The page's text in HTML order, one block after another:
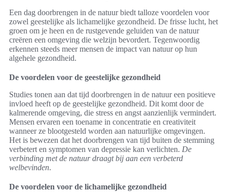
Een dag doorbrengen in de natuur biedt talloze voordelen voor
zowel geestelijke als lichamelijke gezondheid. De frisse lucht, het
groen om je heen en de rustgevende geluiden van de natuur
creëren een omgeving die welzijn bevordert. Tegenwoordig
erkennen steeds meer mensen de impact van natuur op hun
algehele gezondheid.
De voordelen voor de geestelijke gezondheid
Studies tonen aan dat tijd doorbrengen in de natuur een positieve
invloed heeft op de geestelijke gezondheid. Dit komt door de
kalmerende omgeving, die stress en angst aanzienlijk vermindert.
Mensen ervaren een toename in concentratie en creativiteit
wanneer ze blootgesteld worden aan natuurlijke omgevingen.
Het is bewezen dat het doorbrengen van tijd buiten de stemming
verbetert en symptomen van depressie kan verlichten. De
verbinding met de natuur draagt bij aan een verbeterd
welbevinden.
De voordelen voor de lichamelijke gezondheid